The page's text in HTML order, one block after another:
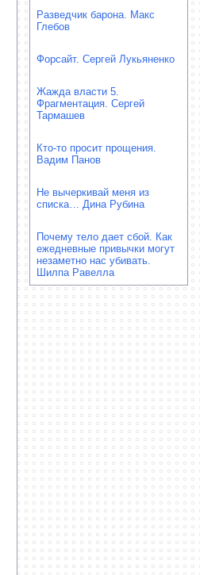
Разведчик барона. Макс
Глебов
Форсайт. Сергей Лукьяненко
Жажда власти 5.
Фрагментация. Сергей
Тармашев
Кто-то просит прощения.
Вадим Панов
Не вычеркивай меня из
списка… Дина Рубина
Почему тело дает сбой. Как
ежедневные привычки могут
незаметно нас убивать.
Шилпа Равелла